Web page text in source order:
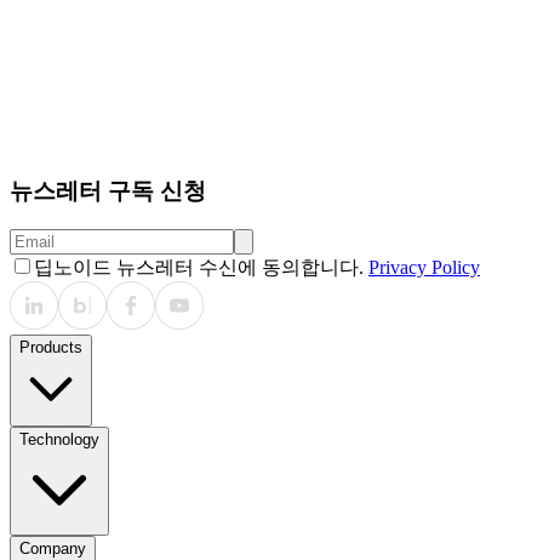
뉴스레터 구독 신청
딥노이드 뉴스레터 수신에 동의합니다. Privacy Policy
Products
Technology
Company